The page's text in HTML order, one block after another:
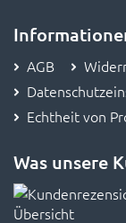
AGB
Echtheit von
Was unsere